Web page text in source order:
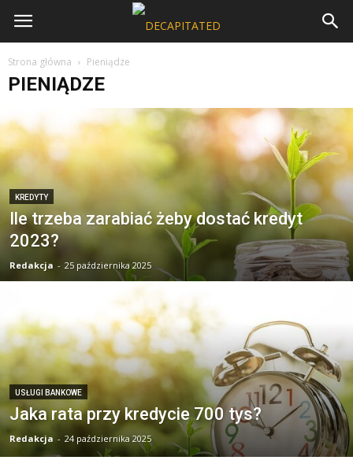
Strona główna Pieniądze
PIENIĄDZE
KREDYTY
Ile trzeba zarabiać żeby dostać kredyt
2023?
Redakcja - 25 października 2025
USŁUGI BANKOWE
Jaka rata przy kredycie 700 tys?
Redakcja - 24 października 2025